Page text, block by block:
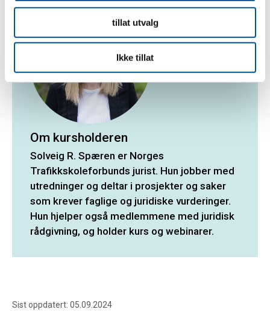
tillat utvalg
Ikke tillat
Om kursholderen
Solveig R. Spæren er Norges
Trafikkskoleforbunds jurist. Hun jobber med
utredninger og deltar i prosjekter og saker
som krever faglige og juridiske vurderinger.
Hun hjelper også medlemmene med juridisk
rådgivning, og holder kurs og webinarer.
Sist oppdatert: 05.09.2024